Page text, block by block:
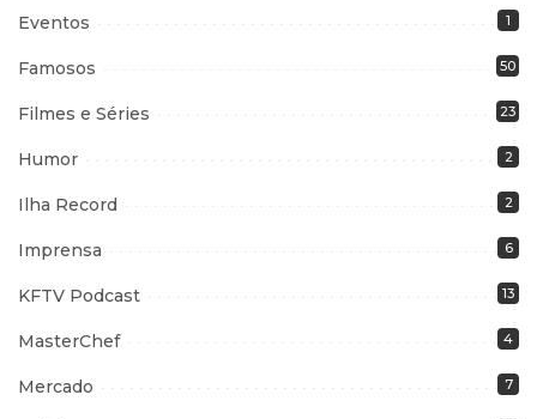
Eventos 1
Famosos 50
Filmes e Séries 23
Humor 2
Ilha Record 2
Imprensa 6
KFTV Podcast 13
MasterChef 4
Mercado 7